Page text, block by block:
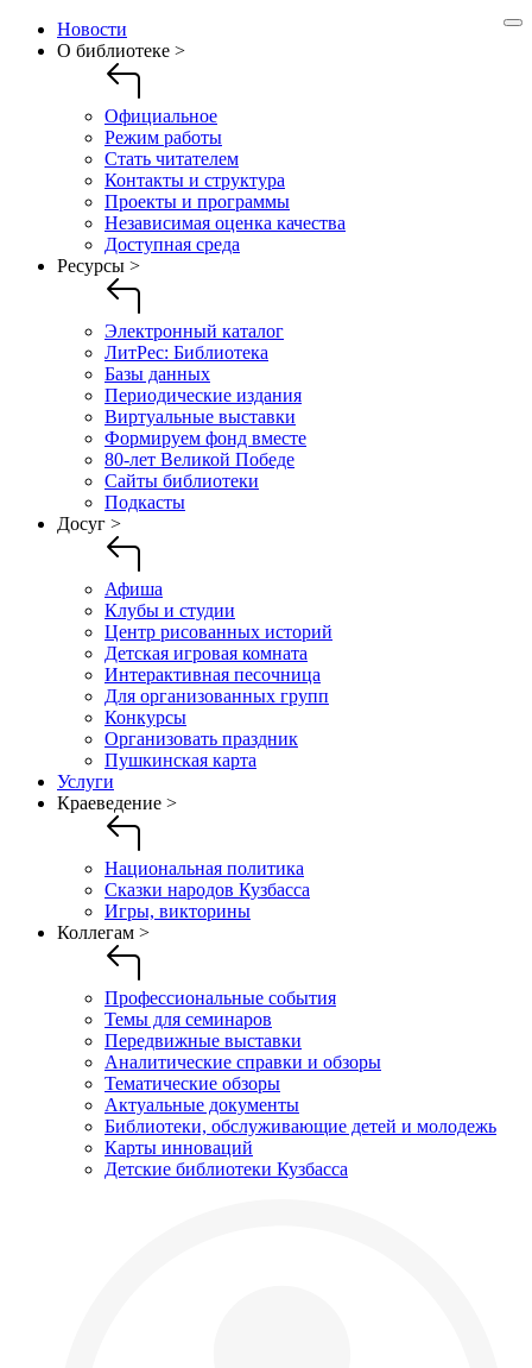
Новости
О библиотеке >
Официальное
Режим работы
Стать читателем
Контакты и структура
Проекты и программы
Независимая оценка качества
Доступная среда
Ресурсы >
Электронный каталог
ЛитРес: Библиотека
Базы данных
Периодические издания
Виртуальные выставки
Формируем фонд вместе
80-лет Великой Победе
Сайты библиотеки
Подкасты
Досуг >
Афиша
Клубы и студии
Центр рисованных историй
Детская игровая комната
Интерактивная песочница
Для организованных групп
Конкурсы
Организовать праздник
Пушкинская карта
Услуги
Краеведение >
Национальная политика
Сказки народов Кузбасса
Игры, викторины
Коллегам >
Профессиональные события
Темы для семинаров
Передвижные выставки
Аналитические справки и обзоры
Тематические обзоры
Актуальные документы
Библиотеки, обслуживающие детей и молодежь
Карты инноваций
Детские библиотеки Кузбасса